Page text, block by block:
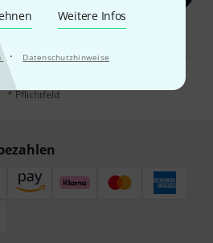
Weitere Infos
· Datenschutzhinweise
stimmen Sie dem Erhalt von E-Mail-
des E-Mail-Nutzungsverhaltens zu. Die
Weitere Informationen finden Sie in
Datenschutzhinweisen
* Pflichtfeld